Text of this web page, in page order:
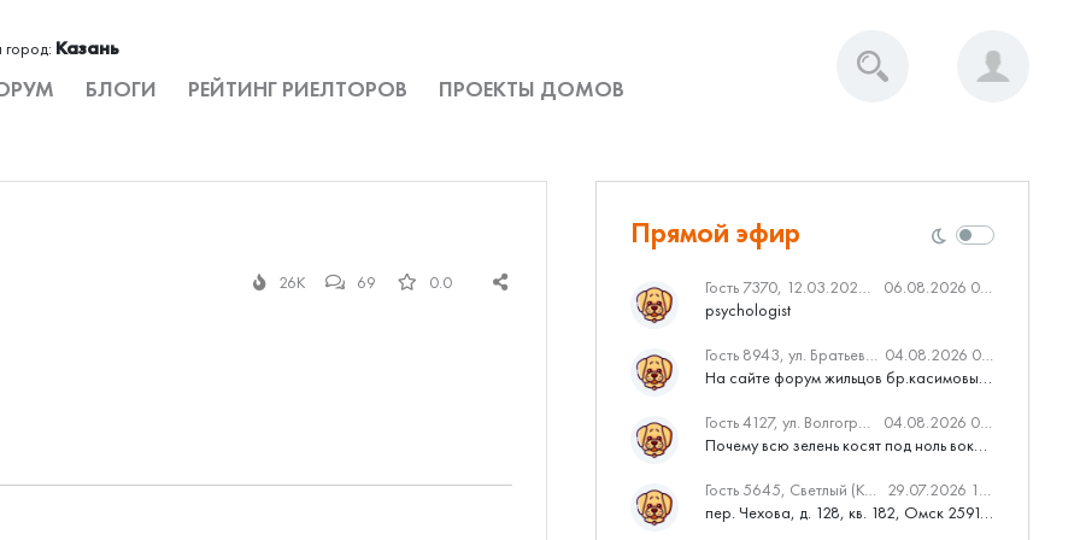
город: Казань
БЛОГИ РЕЙТИНГ РИЕЛТОРОВ ПРОЕКТЫ ДОМОВ
26K 69 0.0
Прямой эфир
Гость 7370, 12.03.2020 Вебинар от Нмаркет.ПРО: «Актуальное об ипотеке: что нужно знать»
06.08.2026 04:00
psychologist
Гость 8943, ул. Братьев Касимовых, 62 04.08.2026 08:34
На сайте форум жильцов бр.касимовых 62у дома растут красивые...
Гость 4127, ул. Волгоградская, 41 04.08.2026 04:46
Почему всю зелень косят под ноль вокруг дома,в полисадниках....
Гость 5645, Светлый (Куюки) 29.07.2026 10:31
пер. Чехова, д. 128, кв. 182, Омск 259145